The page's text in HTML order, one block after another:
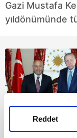
Reddet
Gazi Mustafa
yıldönümünde
Başkan